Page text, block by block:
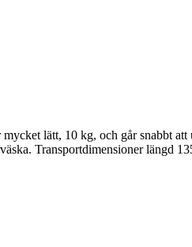
lätt, 10 kg, och går snabbt
Transportdimensioner längd